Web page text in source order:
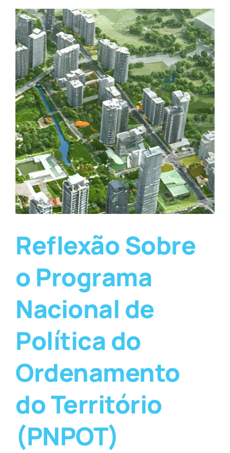
Reflexão Sobre
o Programa
Nacional de
Política do
Ordenamento
do Território
(PNPOT)